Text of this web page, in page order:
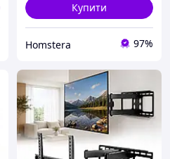
Купити
Homstera 97%